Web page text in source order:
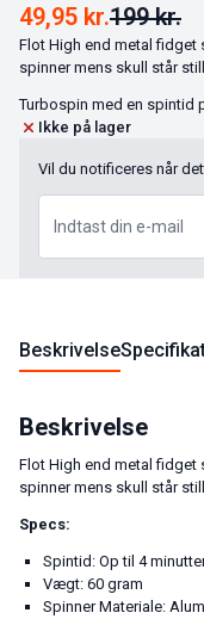
199kr.
49,95 kr.
Flot High end metal fidget
spinner mens skull står
Turbospin med en spintid
Ikke på lager
Vil du notificeres når
Beskrivelse
Beskrivelse
Flot High end metal fidget
spinner mens skull står
Specs:
Spintid: Op til 4
Vægt: 60 gram
Spinner Materiale: